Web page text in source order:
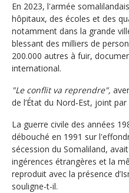
En 2023, l'armée
hôpitaux, des écoles et des
notamment dans la grande
blessant des milliers de
200.000 autres à fuir,
international.
"Le conflit va reprendre",
de l’État du Nord‑Est, joint
La guerre civile des années
débouché en 1991 sur
sécession du Somaliland,
ingérences étrangères et la
reproduit avec la présence
souligne-t-il.